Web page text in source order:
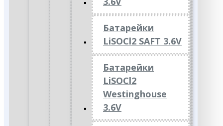
Батарейки
LiSOCl2 SAFT 3.6V
Батарейки
LiSOCl2
Westinghouse
3.6V